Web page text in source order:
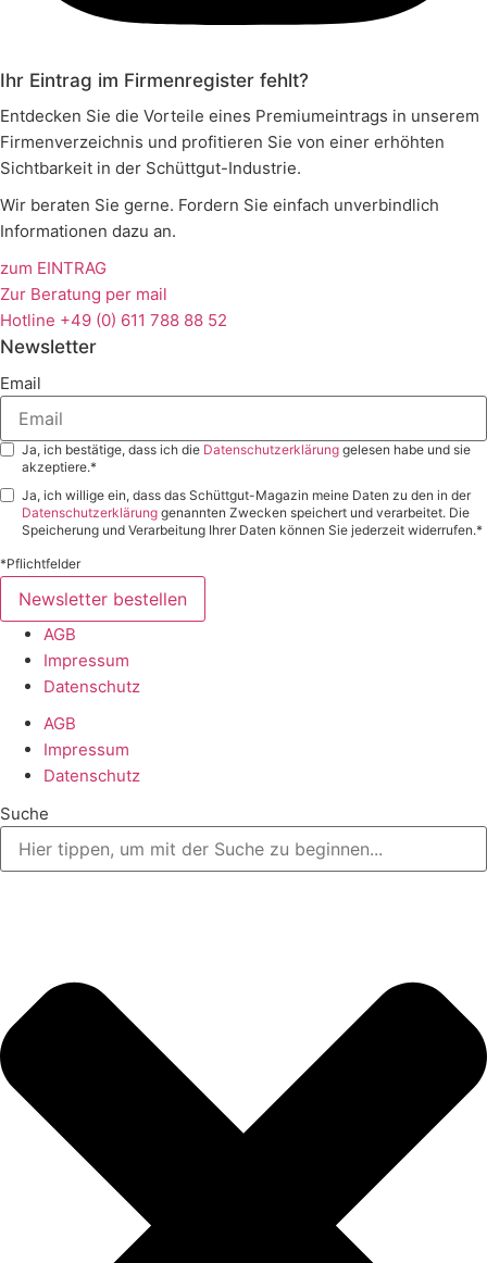
Ihr Eintrag im Firmenregister fehlt?
Entdecken Sie die Vorteile eines Premiumeintrags in unserem
Firmenverzeichnis und profitieren Sie von einer erhöhten
Sichtbarkeit in der Schüttgut-Industrie.
Wir beraten Sie gerne. Fordern Sie einfach unverbindlich
Informationen dazu an.
zum EINTRAG
Zur Beratung per mail
Hotline +49 (0) 611 788 88 52
Newsletter
Email
Ja, ich bestätige, dass ich die Datenschutzerklärung gelesen habe und sie
akzeptiere.*
Ja, ich willige ein, dass das Schüttgut-Magazin meine Daten zu den in der
Datenschutzerklärung genannten Zwecken speichert und verarbeitet. Die
Speicherung und Verarbeitung Ihrer Daten können Sie jederzeit widerrufen.*
*Pflichtfelder
Newsletter bestellen
AGB
Impressum
Datenschutz
AGB
Impressum
Datenschutz
Suche